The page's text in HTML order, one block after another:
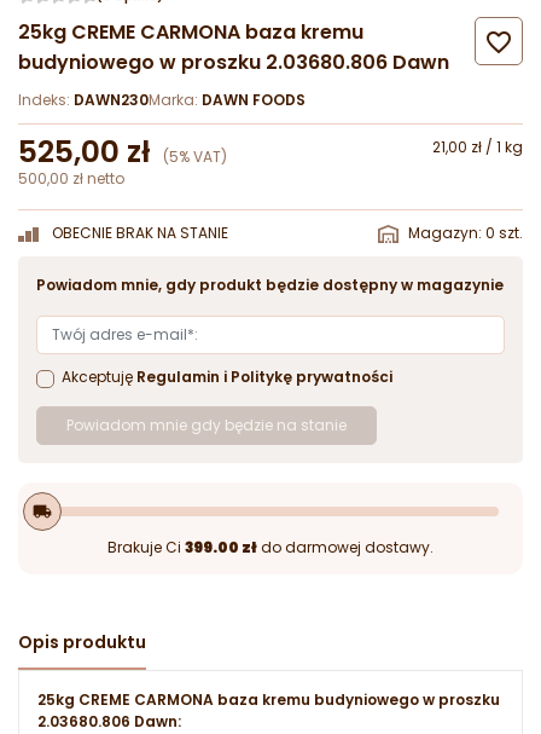
25kg CREME CARMONA baza kremu
budyniowego w proszku 2.03680.806 Dawn

Indeks: DAWN230Marka: DAWN FOODS
525,00 zł (5% VAT)
21,00 zł / 1 kg
500,00 zł netto
OBECNIE BRAK NA STANIE Magazyn: 0 szt.
Powiadom mnie, gdy produkt będzie dostępny w magazynie
Akceptuję Regulamin i Politykę prywatności
Powiadom mnie gdy będzie na stanie
local_shipping
Brakuje Ci 399.00 złdo darmowej dostawy.
Opis produktu
25kg CREME CARMONA baza kremu budyniowego w proszku
2.03680.806 Dawn: